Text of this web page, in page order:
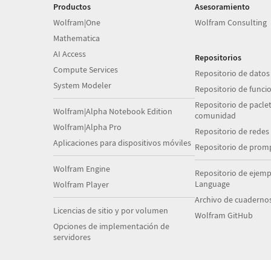
Productos
Wolfram|One
Mathematica
AI Access
Compute Services
System Modeler
Wolfram|Alpha Notebook Edition
Wolfram|Alpha Pro
Aplicaciones para dispositivos móviles
Wolfram Engine
Wolfram Player
Licencias de sitio y por volumen
Opciones de implementación de
servidores
Asesoramiento
Wolfram Consulting
Repositorios
Repositorio de datos
Repositorio de
Repositorio de
comunidad
Repositorio de
Repositorio de
Repositorio de
Language
Archivo de
Wolfram GitHub